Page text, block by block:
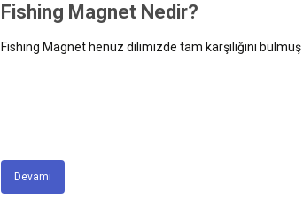
Fishing Magnet Nedir?
Fishing Magnet henüz dilimizde tam karşılığını
Devamı